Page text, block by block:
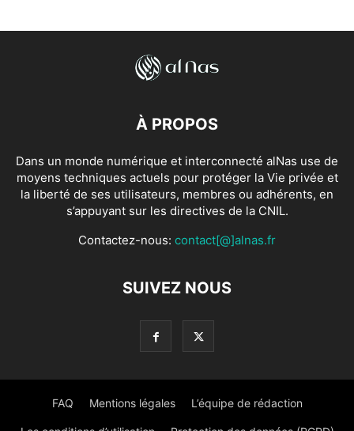
À PROPOS
Dans un monde numérique et interconnecté alNas use de
moyens techniques actuels pour protéger la Vie privée et
la liberté de ses utilisateurs, membres ou adhérents, en
s’appuyant sur les directives de la CNIL.
Contactez-nous: contact[@]alnas.fr
SUIVEZ NOUS
FAQ Mentions légales L’équipe de rédaction